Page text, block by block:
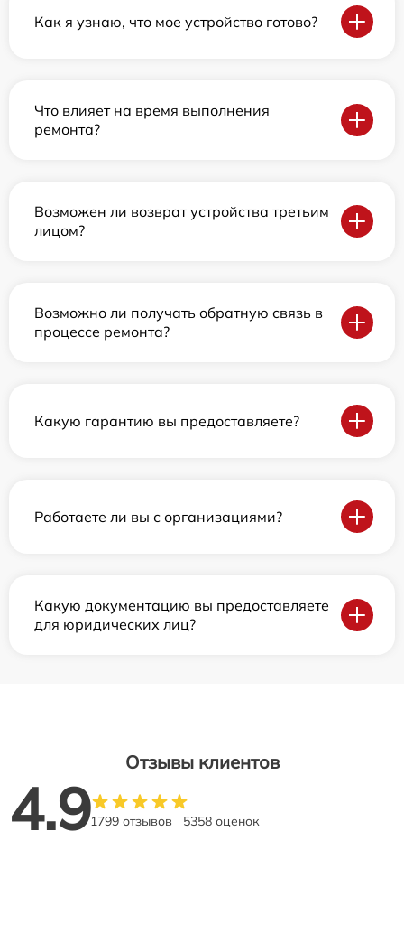
Как я узнаю, что мое устройство готово?
Что влияет на время выполнения
ремонта?
Возможен ли возврат устройства третьим
лицом?
Возможно ли получать обратную связь в
процессе ремонта?
Какую гарантию вы предоставляете?
Работаете ли вы с организациями?
Какую документацию вы предоставляете
для юридических лиц?
Отзывы клиентов
4.91799 отзывов 5358 оценок